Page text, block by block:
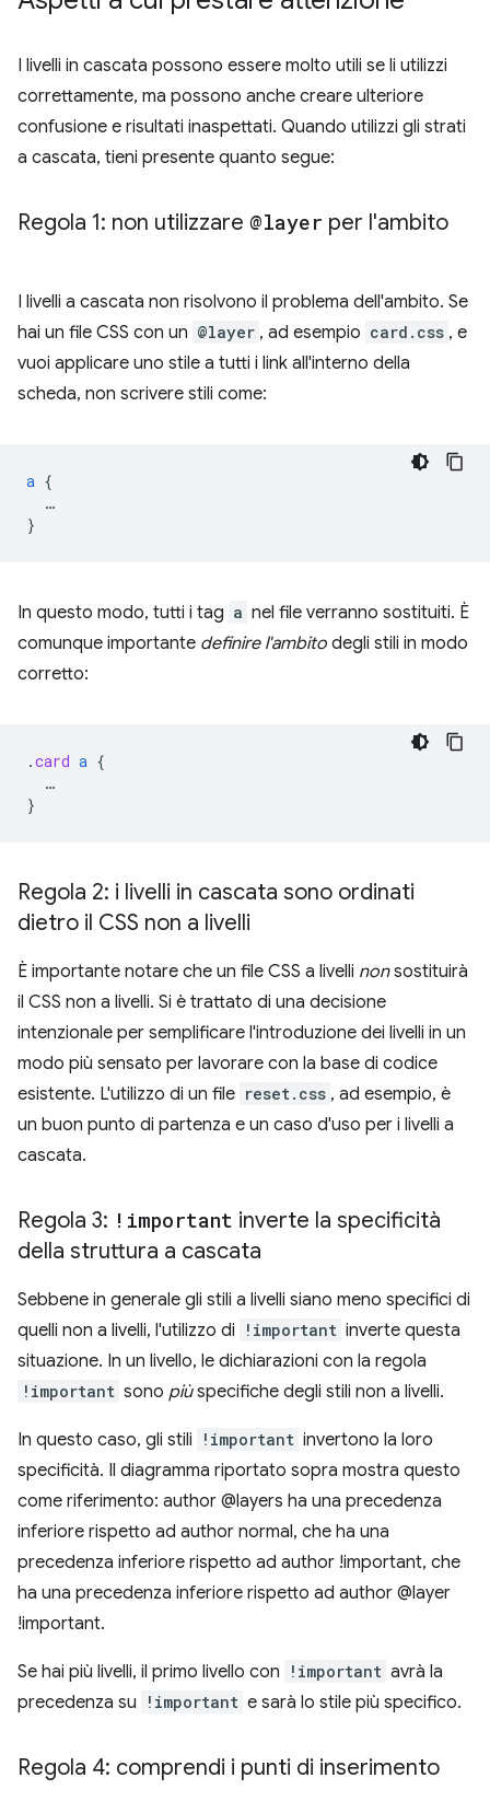
I livelli in cascata possono essere molto utili se li utilizzi
correttamente, ma possono anche creare ulteriore
confusione e risultati inaspettati. Quando utilizzi gli strati
a cascata, tieni presente quanto segue:
Regola 1: non utilizzare @layer per l'ambito
I livelli a cascata non risolvono il problema dell'ambito. Se
hai un file CSS con un @layer , ad esempio card.css , e
vuoi applicare uno stile a tutti i link all'interno della
scheda, non scrivere stili come:
a {
…
}
In questo modo, tutti i tag a nel file verranno sostituiti. È
comunque importante definire l'ambito degli stili in modo
corretto:
.card a {
…
}
Regola 2: i livelli in cascata sono ordinati
dietro il CSS non a livelli
È importante notare che un file CSS a livelli nonsostituirà
il CSS non a livelli. Si è trattato di una decisione
intenzionale per semplificare l'introduzione dei livelli in un
modo più sensato per lavorare con la base di codice
esistente. L'utilizzo di un file reset.css , ad esempio, è
un buon punto di partenza e un caso d'uso per i livelli a
cascata.
Regola 3: !important inverte la specificità
della struttura a cascata
Sebbene in generale gli stili a livelli siano meno specifici di
quelli non a livelli, l'utilizzo di
!important inverte questa
situazione. In un livello, le dichiarazioni con la regola
!important sono piùspecifiche degli stili non a livelli.
In questo caso, gli stili !important invertono la loro
specificità. Il diagramma riportato sopra mostra questo
come riferimento: author @layers ha una precedenza
inferiore rispetto ad author normal, che ha una
precedenza inferiore rispetto ad author !important, che
ha una precedenza inferiore rispetto ad author @layer
!important.
Se hai più livelli, il primo livello con !important avrà la
precedenza su
!important e sarà lo stile più specifico.
Regola 4: comprendi i punti di inserimento